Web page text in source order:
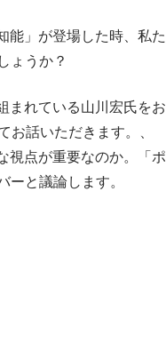
能」が登場した時、私た
ょうか？
まれている山川宏氏をお
話いただきます。、
視点が重要なのか。「ポ
と議論します。